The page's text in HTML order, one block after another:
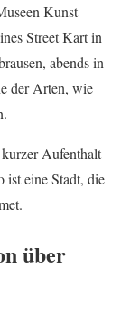
Kunst
Street Kart in
abends in
der Arten, wie
Aufenthalt
ist eine Stadt, die
über